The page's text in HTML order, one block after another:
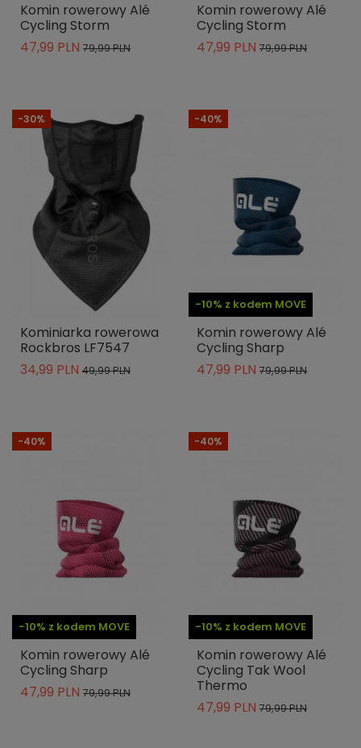
Komin rowerowy Alé
Cycling Storm
47,99 PLN 79,99 PLN
Komin rowerowy Alé
Cycling Storm
47,99 PLN 79,99 PLN
-30%
Kominiarka rowerowa
Rockbros LF7547
34,99 PLN 49,99 PLN
-10% z kodem MOVE
-40%
Komin rowerowy Alé
Cycling Sharp
47,99 PLN 79,99 PLN
-10% z kodem MOVE
-40%
Komin rowerowy Alé
Cycling Sharp
47,99 PLN 79,99 PLN
-10% z kodem MOVE
-40%
Komin rowerowy Alé
Cycling Tak Wool
Thermo
47,99 PLN 79,99 PLN